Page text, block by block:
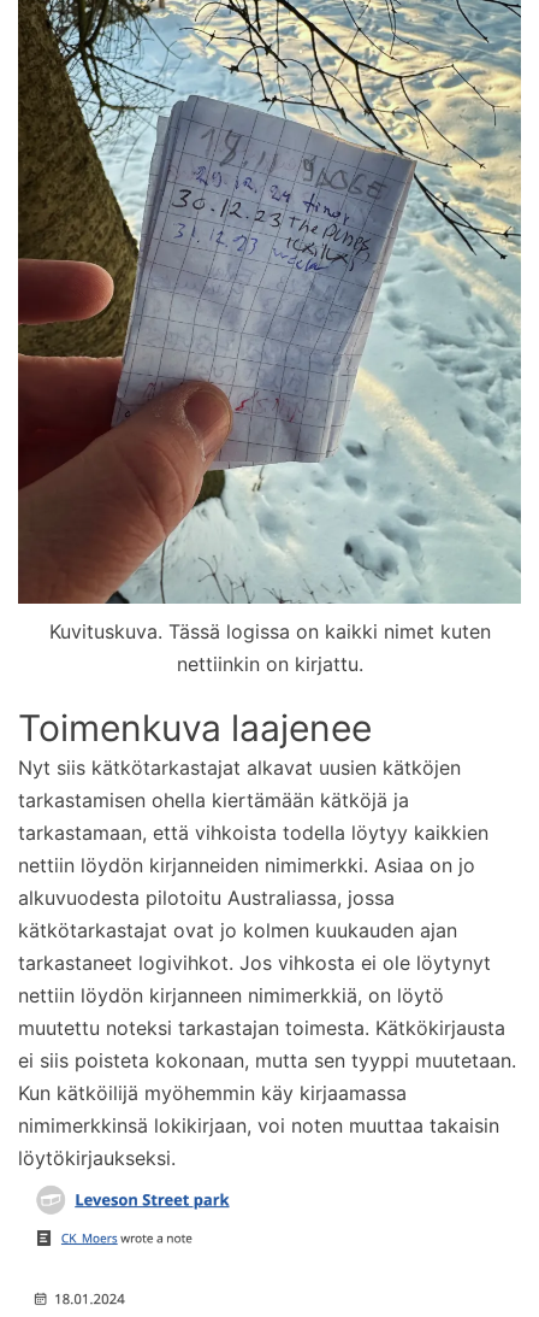
Kuvituskuva. Tässä logissa on kaikki nimet kuten
nettiinkin on kirjattu.
Toimenkuva laajenee
Nyt siis kätkötarkastajat alkavat uusien kätköjen
tarkastamisen ohella kiertämään kätköjä ja
tarkastamaan, että vihkoista todella löytyy kaikkien
nettiin löydön kirjanneiden nimimerkki. Asiaa on jo
alkuvuodesta pilotoitu Australiassa, jossa
kätkötarkastajat ovat jo kolmen kuukauden ajan
tarkastaneet logivihkot. Jos vihkosta ei ole löytynyt
nettiin löydön kirjanneen nimimerkkiä, on löytö
muutettu noteksi tarkastajan toimesta. Kätkökirjausta
ei siis poisteta kokonaan, mutta sen tyyppi muutetaan.
Kun kätköilijä myöhemmin käy kirjaamassa
nimimerkkinsä lokikirjaan, voi noten muuttaa takaisin
löytökirjaukseksi.